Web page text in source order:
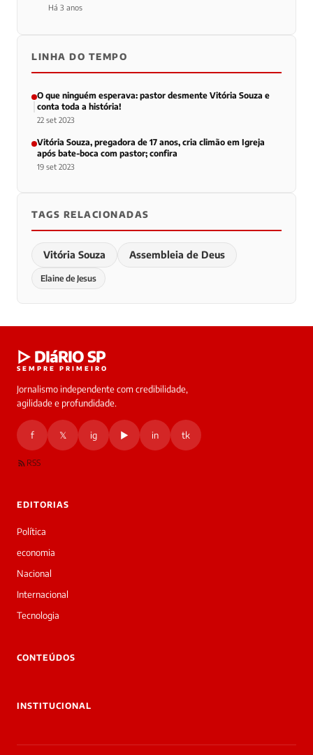
Há 3 anos
LINHA DO TEMPO
O que ninguém esperava: pastor desmente Vitória Souza e
conta toda a história!
22 set 2023
Vitória Souza, pregadora de 17 anos, cria climão em Igreja
após bate-boca com pastor; confira
19 set 2023
TAGS RELACIONADAS
Vitória Souza Assembleia de Deus
Elaine de Jesus
▷ DIáRIO SP
SEMPRE PRIMEIRO
Jornalismo independente com credibilidade,
agilidade e profundidade.
f 𝕏 ig ▶ in tk
RSS
EDITORIAS
Política
economia
Nacional
Internacional
Tecnologia
CONTEÚDOS
INSTITUCIONAL